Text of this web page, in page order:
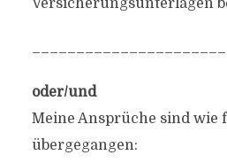
Versicherungsunterlagen
oder/und
Meine Ansprüche sind wie
übergegangen: